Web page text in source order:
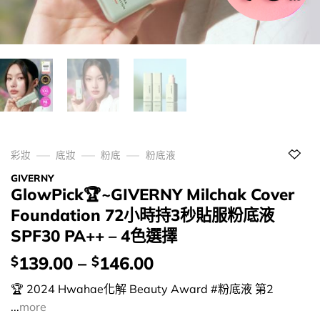
彩妝 底妝 粉底
粉底液
GIVERNY
GlowPick🏆~GIVERNY Milchak Cover
Foundation 72小時持3秒貼服粉底液
SPF30 PA++ – 4色選擇
價
錢：
$139.00 – $146.00
🏆 2024 Hwahae化解 Beauty Award #粉底液 第2
...more